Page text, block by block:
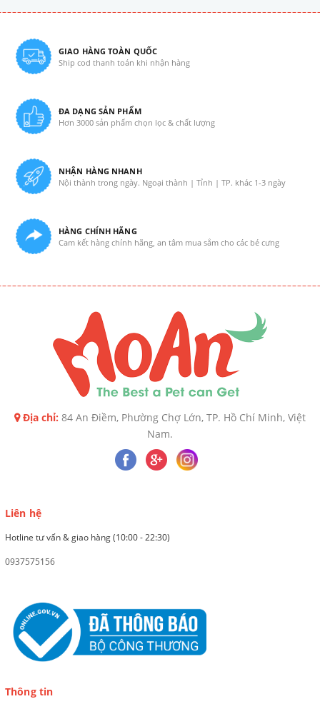
GIAO HÀNG TOÀN QUỐC
Ship cod thanh toán khi nhận hàng
ĐA DẠNG SẢN PHẨM
Hơn 3000 sản phẩm chọn lọc & chất lượng
NHẬN HÀNG NHANH
Nội thành trong ngày. Ngoại thành | Tỉnh | TP. khác 1-3 ngày
HÀNG CHÍNH HÃNG
Cam kết hàng chính hãng, an tâm mua sắm cho các bé cưng
Địa chỉ: 84 An Điềm, Phường Chợ Lớn, TP. Hồ Chí Minh, Việt
Nam.
Liên hệ
Hotline tư vấn & giao hàng (10:00 - 22:30)
0937575156
Thông tin